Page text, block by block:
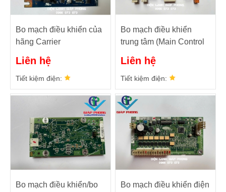
Bo mạch điều khiển của
hãng Carrier
Liên hệ
Tiết kiệm điện:
Bo mạch điều khiển
trung tâm (Main Control
R
Liên hệ
Tiết kiệm điện:
Bo mạch điều khiển/bo
Bo mạch điều khiển điện